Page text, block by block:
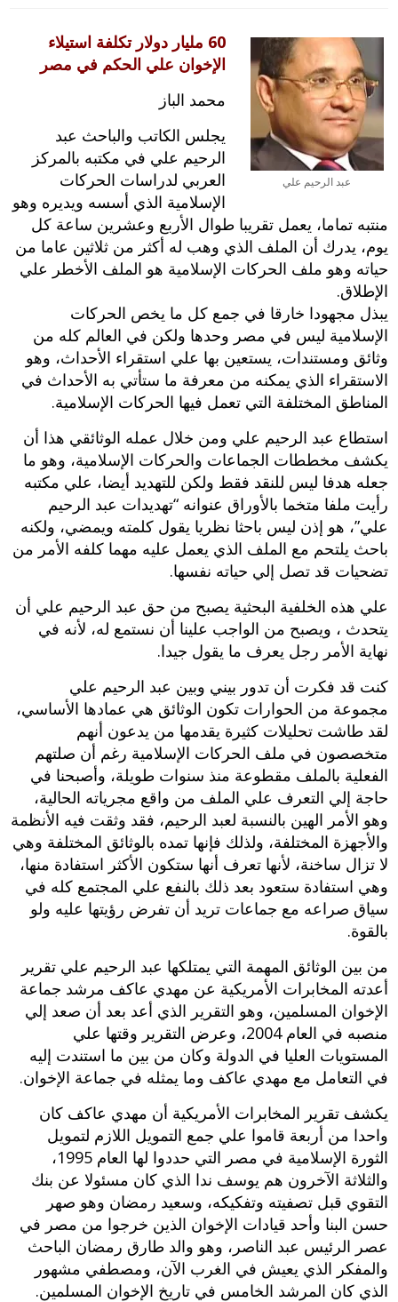
عبد الرحيم علي
60 مليار دولار تكلفة استيلاء
الإخوان علي الحكم في مصر
محمد الباز
يجلس الكاتب والباحث عبد
الرحيم علي في مكتبه بالمركز
العربي لدراسات الحركات
الإسلامية الذي أسسه ويديره وهو
منتبه تماما، يعمل تقريبا طوال الأربع وعشرين ساعة كل
يوم، يدرك أن الملف الذي وهب له أكثر من ثلاثين عاما من
حياته وهو ملف الحركات الإسلامية هو الملف الأخطر علي
الإطلاق.
يبذل مجهودا خارقا في جمع كل ما يخص الحركات
الإسلامية ليس في مصر وحدها ولكن في العالم كله من
وثائق ومستندات، يستعين بها علي استقراء الأحداث، وهو
الاستقراء الذي يمكنه من معرفة ما ستأتي به الأحداث في
المناطق المختلفة التي تعمل فيها الحركات الإسلامية.
استطاع عبد الرحيم علي ومن خلال عمله الوثائقي هذا أن
يكشف مخططات الجماعات والحركات الإسلامية، وهو ما
جعله هدفا ليس للنقد فقط ولكن للتهديد أيضا، علي مكتبه
رأيت ملفا متخما بالأوراق عنوانه “تهديدات عبد الرحيم
علي”، هو إذن ليس باحثا نظريا يقول كلمته ويمضي، ولكنه
باحث يلتحم مع الملف الذي يعمل عليه مهما كلفه الأمر من
تضحيات قد تصل إلي حياته نفسها.
علي هذه الخلفية البحثية يصبح من حق عبد الرحيم علي أن
يتحدث ، ويصبح من الواجب علينا أن نستمع له، لأنه في
نهاية الأمر رجل يعرف ما يقول جيدا.
كنت قد فكرت أن تدور بيني وبين عبد الرحيم علي
مجموعة من الحوارات تكون الوثائق هي عمادها الأساسي،
لقد طاشت تحليلات كثيرة يقدمها من يدعون أنهم
متخصصون في ملف الحركات الإسلامية رغم أن صلتهم
الفعلية بالملف مقطوعة منذ سنوات طويلة، وأصبحنا في
حاجة إلي التعرف علي الملف من واقع مجرياته الحالية،
وهو الأمر الهين بالنسبة لعبد الرحيم، فقد وثقت فيه الأنظمة
والأجهزة المختلفة، ولذلك فإنها تمده بالوثائق المختلفة وهي
لا تزال ساخنة، لأنها تعرف أنها ستكون الأكثر استفادة منها،
وهي استفادة ستعود بعد ذلك بالنفع علي المجتمع كله في
سياق صراعه مع جماعات تريد أن تفرض رؤيتها عليه ولو
بالقوة.
من بين الوثائق المهمة التي يمتلكها عبد الرحيم علي تقرير
أعدته المخابرات الأمريكية عن مهدي عاكف مرشد جماعة
الإخوان المسلمين، وهو التقرير الذي أعد بعد أن صعد إلي
منصبه في العام 2004، وعرض التقرير وقتها علي
المستويات العليا في الدولة وكان من بين ما استندت إليه
في التعامل مع مهدي عاكف وما يمثله في جماعة الإخوان.
يكشف تقرير المخابرات الأمريكية أن مهدي عاكف كان
واحدا من أربعة قاموا علي جمع التمويل اللازم لتمويل
الثورة الإسلامية في مصر التي حددوا لها العام 1995،
والثلاثة الآخرون هم يوسف ندا الذي كان مسئولا عن بنك
التقوي قبل تصفيته وتفكيكه، وسعيد رمضان وهو صهر
حسن البنا وأحد قيادات الإخوان الذين خرجوا من مصر في
عصر الرئيس عبد الناصر، وهو والد طارق رمضان الباحث
والمفكر الذي يعيش في الغرب الآن، ومصطفي مشهور
الذي كان المرشد الخامس في تاريخ الإخوان المسلمين.